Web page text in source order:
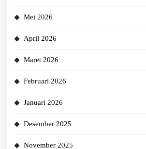
Mei 2026
April 2026
Maret 2026
Februari 2026
Januari 2026
Desember 2025
November 2025